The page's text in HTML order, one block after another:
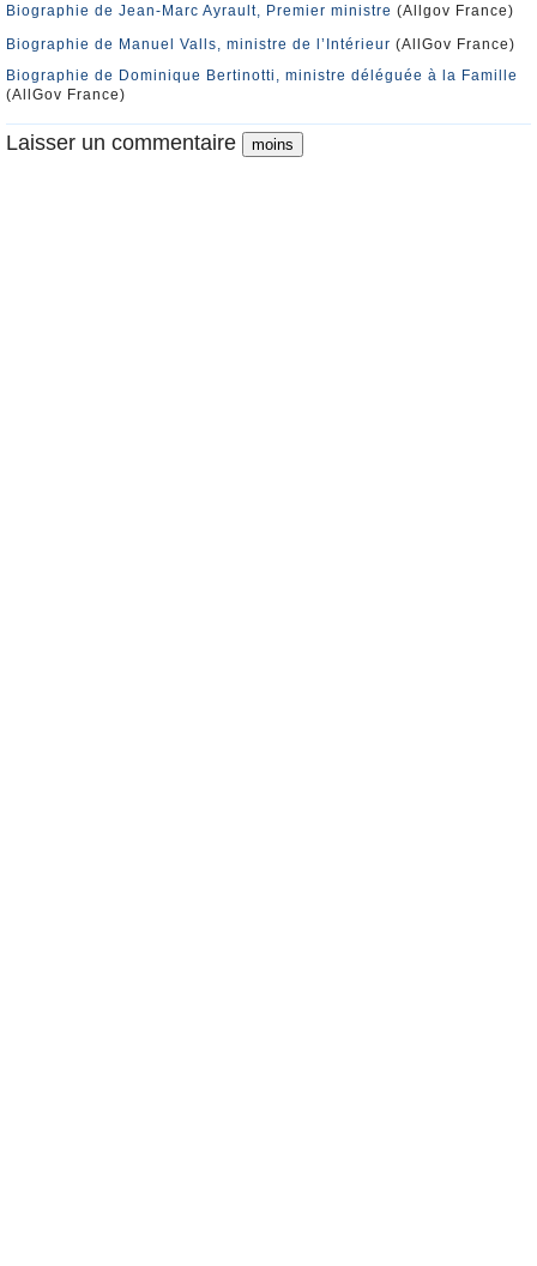
Biographie de Jean-Marc Ayrault, Premier ministre (Allgov France)
Biographie de Manuel Valls, ministre de l’Intérieur (AllGov France)
Biographie de Dominique Bertinotti, ministre déléguée à la Famille
(AllGov France)
Laisser un commentaire